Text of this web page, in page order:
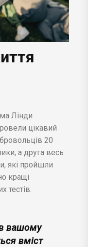
Лінди
цікавий
20
а друга весь
які пройшли
кращі
тестів.
вашому
вміст